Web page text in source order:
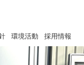
環境活動 採用情報